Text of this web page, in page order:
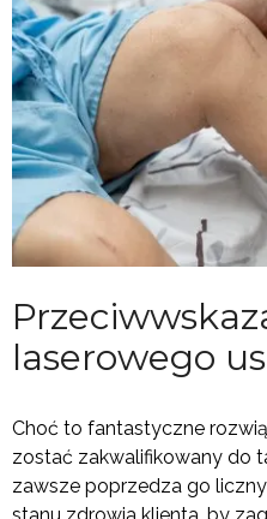
laserowego
Choć to fantastyczne
zostać zakwalifikowany do
zawsze poprzedza go
stanu zdrowia klienta, by